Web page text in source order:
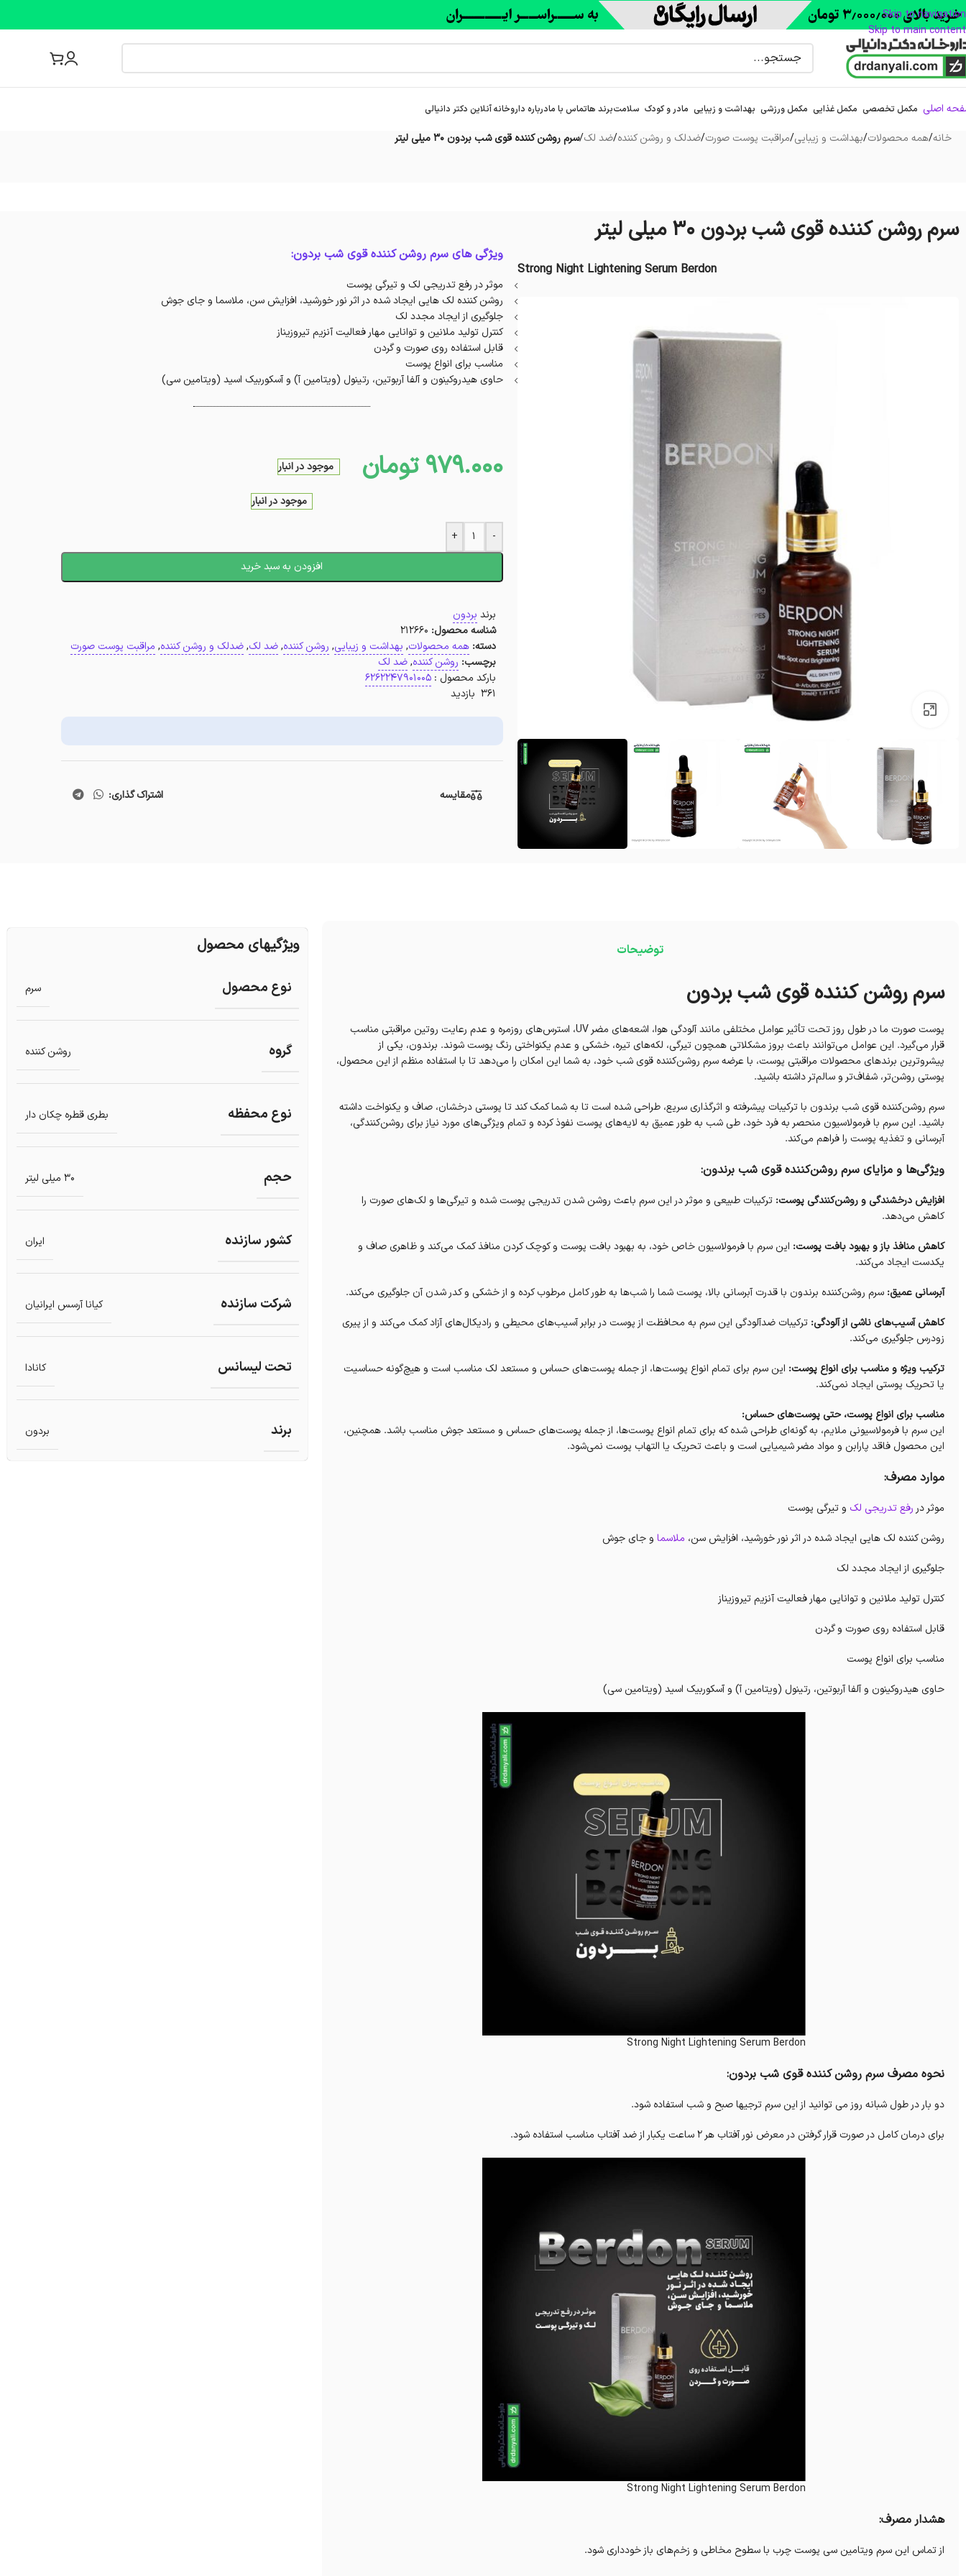
Skip to navigation
Skip to main content
اصلی مکمل تخصصی مکمل غذایی مکمل ورزشی بهداشت و زیبایی مادر و کودک سلامتبرند هاتماس با مادرباره‌ داروخانه آنلاین دکتر دانیالی
خانه/همه محصولات/بهداشت و زیبایی/مراقبت پوست صورت/ضدلک و روشن کننده/ضد لک/سرم روشن کننده قوی شب بردون 30 میلی لیتر
سرم روشن کننده قوی شب بردون 30 میلی لیتر
Strong Night Lightening Serum Berdon
بزرگنمایی تصویر
ویژگی های سرم روشن کننده قوی شب بردون:
موثر در رفع تدریجی لک و تیرگی پوست
روشن کننده لک هایی ایجاد شده در اثر نور خورشید، افزایش سن، ملاسما و جای جوش
جلوگیری از ایجاد مجدد لک
کنترل تولید ملانین و توانایی مهار فعالیت آنزیم تیروزیناز
قابل استفاده روی صورت و گردن
مناسب برای انواع پوست
حاوی هیدروکینون و آلفا آربوتین، رتینول (ویتامین آ) و آسکوربیک اسید (ویتامین سی)
979.000 تومان موجود در انبار
موجود در انبار
-
+
افزودن به سبد خرید
برند بردون
شناسه محصول: 212660
دسته: همه محصولات, بهداشت و زیبایی, روشن کننده, ضد لک, ضدلک و روشن کننده, مراقبت پوست صورت
برچسب: روشن کننده, ضد لک
بارکد محصول :6262247901005
361 بازدید
مقایسه اشتراک گذاری:
توضیحات
سرم روشن کننده قوی شب بردون
پوست صورت ما در طول روز تحت تأثیر عوامل مختلفی مانند آلودگی هوا، اشعه‌های مضر UV، استرس‌های روزمره و عدم رعایت روتین مراقبتی مناسب
قرار می‌گیرد. این عوامل می‌توانند باعث بروز مشکلاتی همچون تیرگی، لکه‌های تیره، خشکی و عدم یکنواختی رنگ پوست شوند. برندون، یکی از
پیشروترین برندهای محصولات مراقبتی پوست، با عرضه سرم روشن‌کننده قوی شب خود، به شما این امکان را می‌دهد تا با استفاده منظم از این محصول،
پوستی روشن‌تر، شفاف‌تر و سالم‌تر داشته باشید.
سرم روشن‌کننده قوی شب برندون با ترکیبات پیشرفته و اثرگذاری سریع، طراحی شده است تا به شما کمک کند تا پوستی درخشان، صاف و یکنواخت داشته
باشید. این سرم با فرمولاسیون منحصر به فرد خود، طی شب به طور عمیق به لایه‌های پوست نفوذ کرده و تمام ویژگی‌های مورد نیاز برای روشن‌کنندگی،
آبرسانی و تغذیه پوست را فراهم می‌کند.
ویژگی‌ها و مزایای سرم روشن‌کننده قوی شب برندون:
افزایش درخشندگی و روشن‌کنندگی پوست: ترکیبات طبیعی و موثر در این سرم باعث روشن شدن تدریجی پوست شده و تیرگی‌ها و لک‌های صورت را
کاهش می‌دهد.
کاهش منافذ باز و بهبود بافت پوست: این سرم با فرمولاسیون خاص خود، به بهبود بافت پوست و کوچک کردن منافذ کمک می‌کند و ظاهری صاف و
یکدست ایجاد می‌کند.
آبرسانی عمیق: سرم روشن‌کننده برندون با قدرت آبرسانی بالا، پوست شما را شب‌ها به طور کامل مرطوب کرده و از خشکی و کدر شدن آن جلوگیری می‌کند.
کاهش آسیب‌های ناشی از آلودگی: ترکیبات ضدآلودگی این سرم به محافظت از پوست در برابر آسیب‌های محیطی و رادیکال‌های آزاد کمک می‌کند و از پیری
زودرس جلوگیری می‌کند.
ترکیب ویژه و مناسب برای انواع پوست: این سرم برای تمام انواع پوست‌ها، از جمله پوست‌های حساس و مستعد لک مناسب است و هیچ‌گونه حساسیت
یا تحریک پوستی ایجاد نمی‌کند.
مناسب برای انواع پوست، حتی پوست‌های حساس:
این سرم با فرمولاسیونی ملایم، به گونه‌ای طراحی شده که برای تمام انواع پوست‌ها، از جمله پوست‌های حساس و مستعد جوش مناسب باشد. همچنین،
این محصول فاقد پارابن و مواد مضر شیمیایی است و باعث تحریک یا التهاب پوست نمی‌شود.
موارد مصرف:
موثر در رفع تدریجی لک و تیرگی پوست
روشن کننده لک هایی ایجاد شده در اثر نور خورشید، افزایش سن، ملاسما و جای جوش
جلوگیری از ایجاد مجدد لک
کنترل تولید ملانین و توانایی مهار فعالیت آنزیم تیروزیناز
قابل استفاده روی صورت و گردن
مناسب برای انواع پوست
حاوی هیدروکینون و آلفا آربوتین، رتینول (ویتامین آ) و آسکوربیک اسید (ویتامین سی)
Strong Night Lightening Serum Berdon
نحوه مصرف سرم روشن کننده قوی شب بردون:
دو بار در طول شبانه روز می توانید از این سرم ترجیها صبح و شب استفاده شود.
برای درمان کامل در صورت قرار گرفتن در معرض نور آفتاب هر 2 ساعت یکبار از ضد آفتاب مناسب استفاده شود.
Strong Night Lightening Serum Berdon
هشدار مصرف:
از تماس این سرم ویتامین سی پوست چرب با سطوح مخاطی و زخم‌‌های باز خودداری شود.
ویژگیهای محصول
نوع محصول سرم
گروه روشن کننده
نوع محفظه بطری قطره چکان دار
حجم 30 میلی لیتر
کشور سازنده ایران
شرکت سازنده کیانا آرسس ایرانیان
تحت لیسانس کانادا
برند بردون